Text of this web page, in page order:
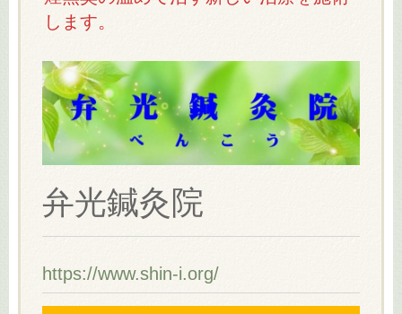
します。
弁光鍼灸院
https://www.shin-i.org/